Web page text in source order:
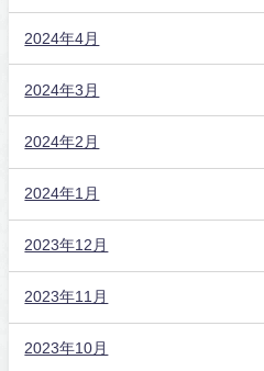
2024年4月
2024年3月
2024年2月
2024年1月
2023年12月
2023年11月
2023年10月